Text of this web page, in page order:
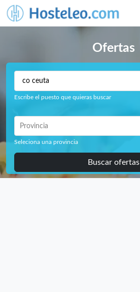
Ofertas
Escribe el puesto que quieras buscar
Provincia
Seleciona una provincia
Buscar ofertas